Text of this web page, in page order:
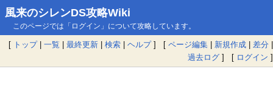
風来のシレンDS攻略Wiki
このページでは「ログイン」について攻略しています。
[ トップ| 一覧 | 最終更新 | 検索 | ヘルプ] [ ページ編集 | 新規作成 | 差分 |
過去ログ ] [ ログイン ]